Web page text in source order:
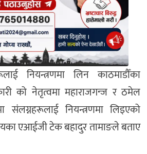
नियन्त्रणमा लिन काठमाडौँका
को नेतृत्वमा महाराजगन्ज र ठमेल
संलग्नहरूलाई नियन्त्रणमा लिइएको
एआईजी टेक बहादुर तामाङले बताए